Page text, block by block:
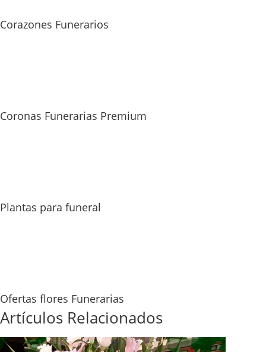
Corazones Funerarios
Coronas Funerarias Premium
Plantas para funeral
Ofertas flores Funerarias
Artículos Relacionados